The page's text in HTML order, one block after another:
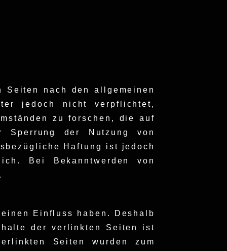
nach den allgemeinen
jedoch nicht verpflichtet,
zu forschen, die auf
Sperrung der Nutzung von
Haftung ist jedoch
Bei Bekanntwerden von
Einfluss haben. Deshalb
der verlinkten Seiten ist
Seiten wurden zum